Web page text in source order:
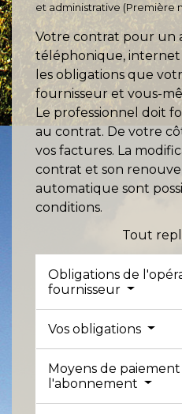
et administrative (Première
Votre contrat pour un
téléphonique, internet
les obligations que
fournisseur et vous-
Le professionnel doit
au contrat. De votre
vos factures. La
contrat et son
automatique sont
conditions.
Tout
Obligations de
fournisseur
Vos obligations
Moyens de
l'abonnement